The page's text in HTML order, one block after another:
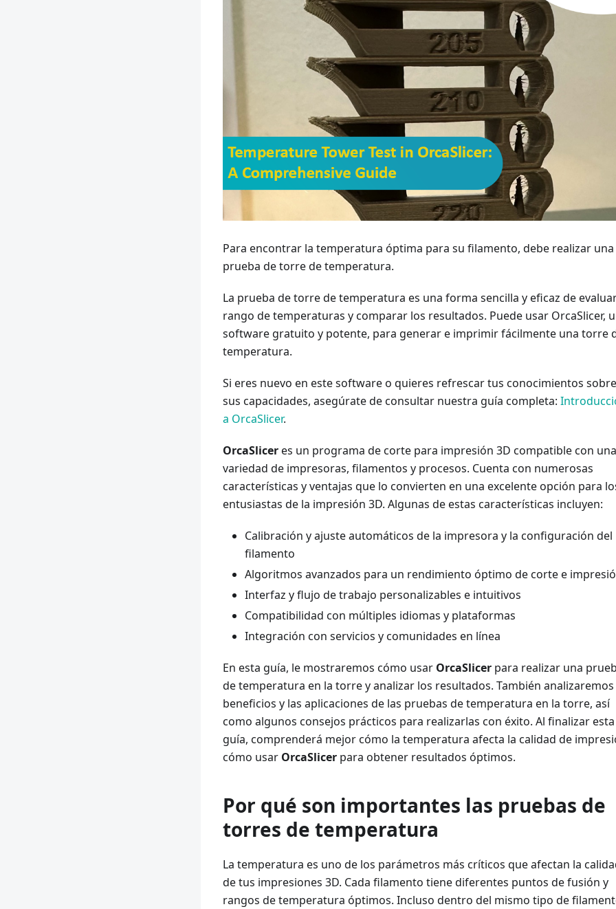
Para encontrar la temperatura óptima para su filamento, debe realizar una
prueba de torre de temperatura.
La prueba de torre de temperatura es una forma sencilla y eficaz de
rango de temperaturas y comparar los resultados. Puede usar OrcaSlicer,
software gratuito y potente, para generar e imprimir fácilmente una torre
temperatura.
Si eres nuevo en este software o quieres refrescar tus conocimientos sobre
sus capacidades, asegúrate de consultar nuestra guía completa:
a OrcaSlicer.
OrcaSliceres un programa de corte para impresión 3D compatible con una
variedad de impresoras, filamentos y procesos. Cuenta con numerosas
características y ventajas que lo convierten en una excelente opción para
entusiastas de la impresión 3D. Algunas de estas características incluyen:
Calibración y ajuste automáticos de la impresora y la configuración del
filamento
Algoritmos avanzados para un rendimiento óptimo de corte e
Interfaz y flujo de trabajo personalizables e intuitivos
Compatibilidad con múltiples idiomas y plataformas
Integración con servicios y comunidades en línea
En esta guía, le mostraremos cómo usar OrcaSlicer para realizar una
de temperatura en la torre y analizar los resultados. También analizaremos
beneficios y las aplicaciones de las pruebas de temperatura en la torre, así
como algunos consejos prácticos para realizarlas con éxito. Al finalizar esta
guía, comprenderá mejor cómo la temperatura afecta la calidad de
cómo usar OrcaSlicer para obtener resultados óptimos.
Por qué son importantes las pruebas de
torres de temperatura
La temperatura es uno de los parámetros más críticos que afectan la
de tus impresiones 3D. Cada filamento tiene diferentes puntos de fusión y
rangos de temperatura óptimos. Incluso dentro del mismo tipo de